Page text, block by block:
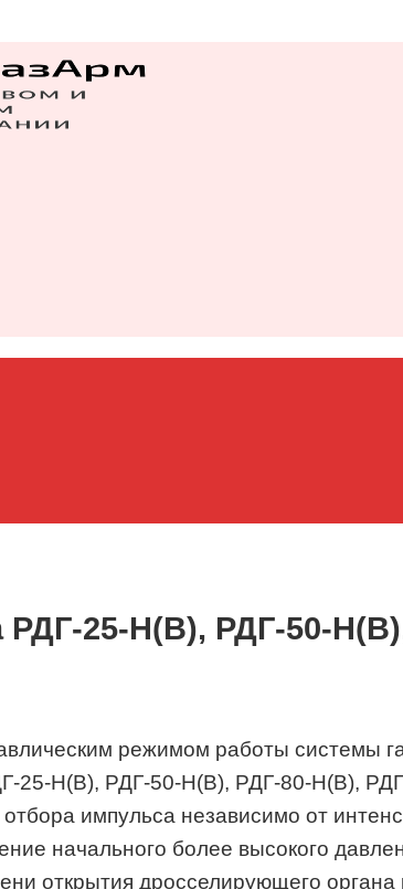
РДГ-25-Н(В), РДГ-50-
режимом работы системы
25-Н(В), РДГ-50-Н(В), РДГ-80-Н(В),
импульса независимо от
начального более высокого
открытия дросселирующего органа